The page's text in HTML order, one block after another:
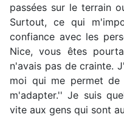
passées sur le terrain
Surtout, ce qui
confiance avec les
Nice, vous êtes
n'avais pas de crainte.
moi qui me permet
m'adapter.'' Je suis
vite aux gens qui sont